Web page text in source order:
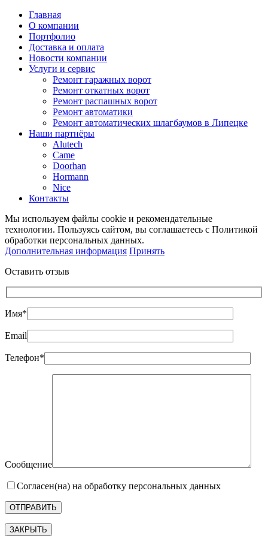
Главная
О компании
Портфолио
Доставка и оплата
Новости компании
Услуги и сервис
Ремонт гаражных ворот
Ремонт откатных ворот
Ремонт распашных ворот
Ремонт автоматики
Ремонт автоматических шлагбаумов в Липецке
Наши партнёры
Alutech
Came
Doorhan
Hormann
Nice
Контакты
Мы используем файлы cookie и рекомендательные
технологии. Пользуясь сайтом, вы соглашаетесь с Политикой
обработки персональных данных.
Дополнительная информация Принять
Оставить отзыв
Имя*
Email
Телефон*
Сообщение
Согласен(на) на обработку персональных данных
ЗАКРЫТЬ